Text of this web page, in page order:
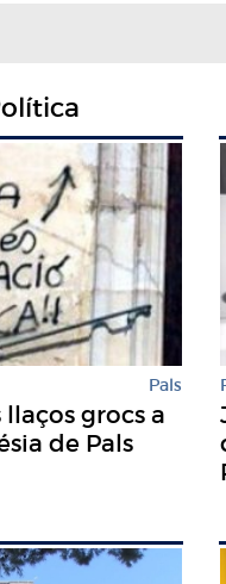
Pals
grocs a
de Pals